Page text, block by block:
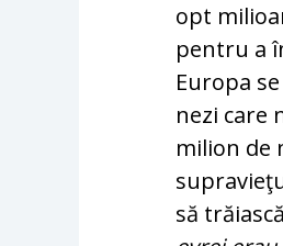
opt
pentru a
Europa
nezi care
milion de
să